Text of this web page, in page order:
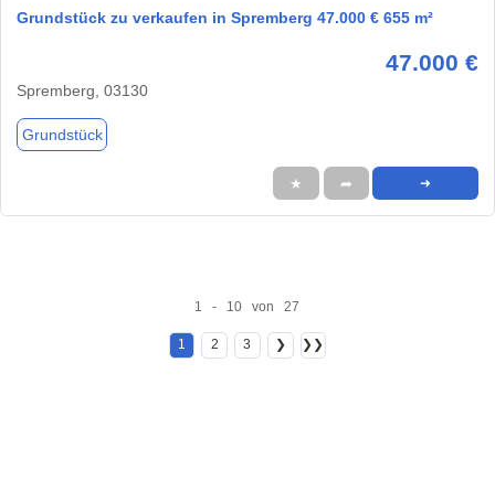
Grundstück zu verkaufen in Spremberg 47.000 € 655 m²
47.000 €
Spremberg, 03130
Grundstück
★ ➦ ➜
1 - 10 von 27
1 2 3 ❯ ❯❯